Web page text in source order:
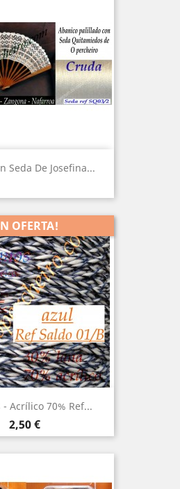
Seda De Josefina...
- Acrílico 70% Ref...
Precio
2,50 €
OFERTA!